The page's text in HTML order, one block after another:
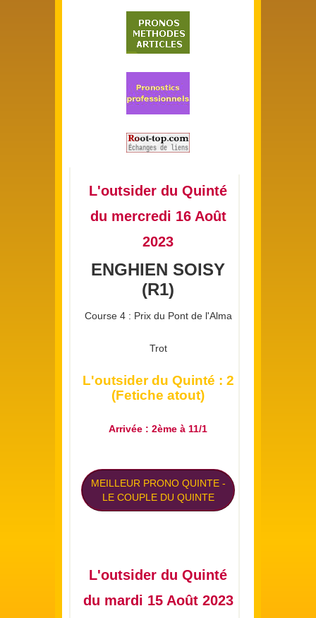
L'outsider du Quinté
du mercredi 16 Août
2023
ENGHIEN SOISY
(R1)
Course 4 : Prix du Pont de l'Alma
Trot
L'outsider du Quinté : 2
(Fetiche atout)
Arrivée : 2ème à 11/1
MEILLEUR PRONO QUINTE-
LE COUPLE DU QUINTE
L'outsider du Quinté
du mardi 15 Août 2023